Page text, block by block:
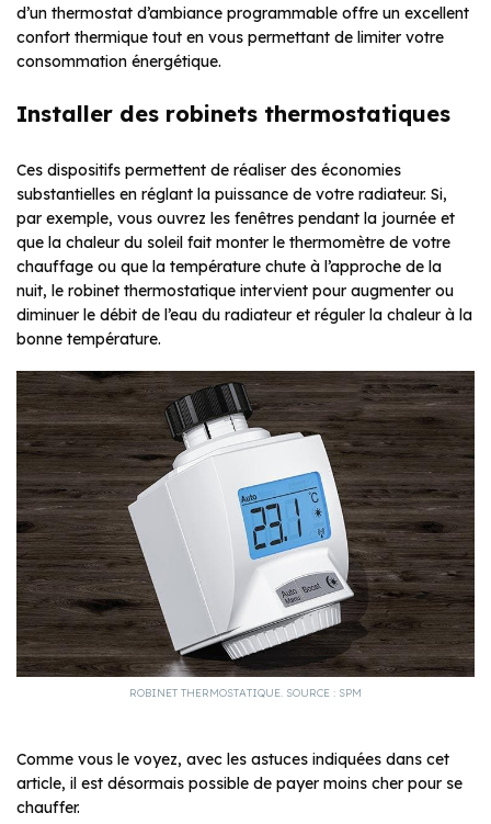
d’un thermostat d’ambiance programmable offre un excellent
confort thermique tout en vous permettant de limiter votre
consommation énergétique.
Installer des robinets thermostatiques
Ces dispositifs permettent de réaliser des économies
substantielles en réglant la puissance de votre radiateur. Si,
par exemple, vous ouvrez les fenêtres pendant la journée et
que la chaleur du soleil fait monter le thermomètre de votre
chauffage ou que la température chute à l’approche de la
nuit, le robinet thermostatique intervient pour augmenter ou
diminuer le débit de l’eau du radiateur et réguler la chaleur à la
bonne température.
ROBINET THERMOSTATIQUE. SOURCE : SPM
Comme vous le voyez, avec les astuces indiquées dans cet
article, il est désormais possible de payer moins cher pour se
chauffer.